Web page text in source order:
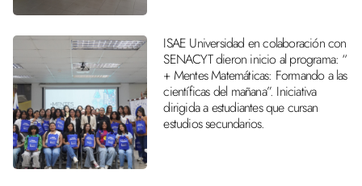
ISAE Universidad en colaboración con
SENACYT dieron inicio al programa: “
+ Mentes Matemáticas: Formando a las
científicas del mañana”. Iniciativa
dirigida a estudiantes que cursan
estudios secundarios.